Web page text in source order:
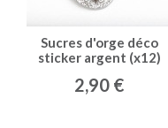
Sucres d'orge déco
sticker argent (x12)
2,90 €